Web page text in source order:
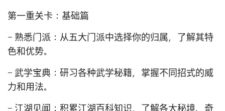
第一重关卡：基础篇
- 熟悉门派：从五大门派中选择你的归属，了解其特
色和优势。
- 武学宝典：研习各种武学秘籍，掌握不同招式的威
力和用法。
- 江湖见闻：积累江湖百科知识，了解各大秘境、奇